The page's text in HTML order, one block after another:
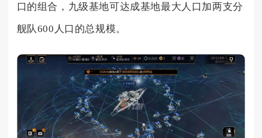
口的组合，九级基地可达成基地最大人口加两支分
舰队600人口的总规模。